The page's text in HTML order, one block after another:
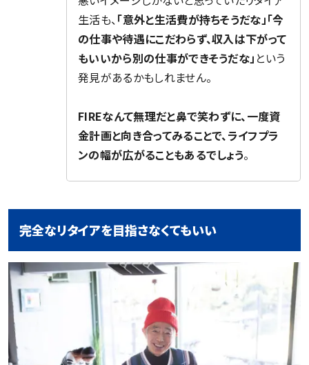
生活も、 「意外と生活費が持ちそうだな」「今
の仕事や待遇にこだわらず、収入は下がって
もいいから別の仕事ができそうだな」 という
発見があるかもしれません。
FIREなんて無理だと鼻で笑わずに、一度資
金計画と向き合ってみることで、ライフプラ
ンの幅が広がることもあるでしょう。
完全なリタイアを目指さなくてもいい